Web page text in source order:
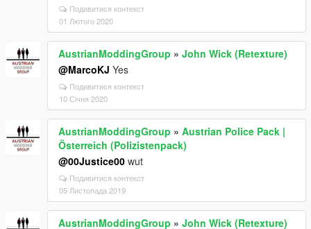
Подивитися контекст
01 Лютого 2020
AustrianModdingGroup » John Wick (Retexture)
@MarcoKJ Yes
Подивитися контекст
10 Січня 2020
AustrianModdingGroup » Austrian Police Pack |
Österreich (Polizistenpack)
@00Justice00 wut
Подивитися контекст
05 Листопада 2019
AustrianModdingGroup » John Wick (Retexture)